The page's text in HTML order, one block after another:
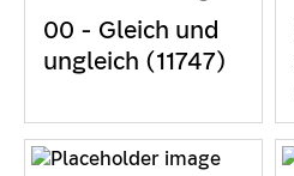
00 - Gleich und
ungleich (11747)